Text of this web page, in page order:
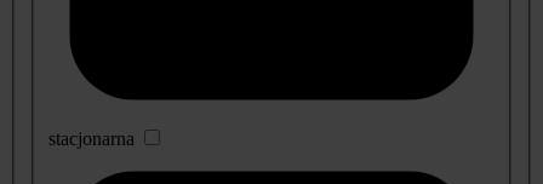
stacjonarna